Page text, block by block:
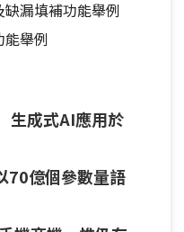
漏填補功能舉例
能舉例
成式AI應用於
70億個參數量語